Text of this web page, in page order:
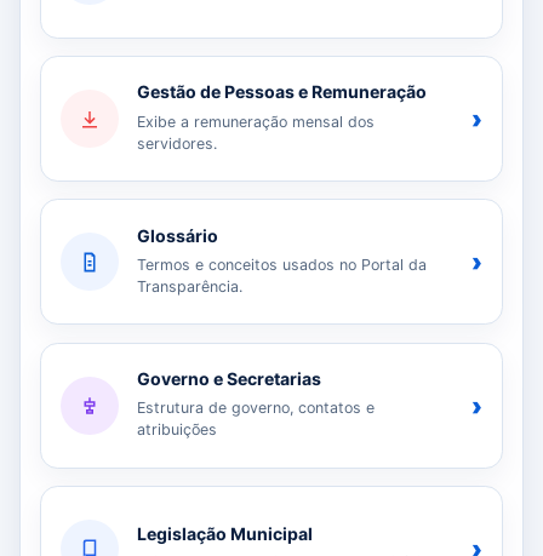
Gestão de Pessoas e Remuneração
Exibe a remuneração mensal dos
servidores.
›
Glossário
Termos e conceitos usados no Portal da
Transparência.
›
Governo e Secretarias
Estrutura de governo, contatos e
atribuições
›
Legislação Municipal
›